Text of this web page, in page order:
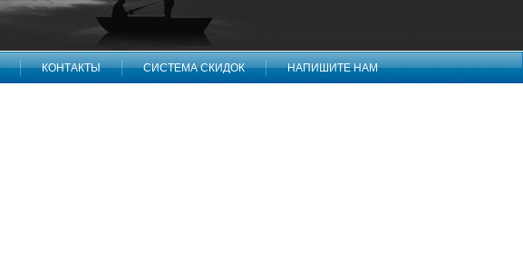
КОНТАКТЫ СИСТЕМА СКИДОК НАПИШИТЕ НАМ